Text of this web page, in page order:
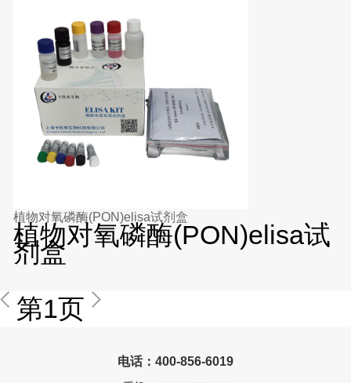
植物对氧磷酶(PON)elisa试剂盒
植物对氧磷酶(PON)elisa试
剂盒
第1页
电话：400-856-6019